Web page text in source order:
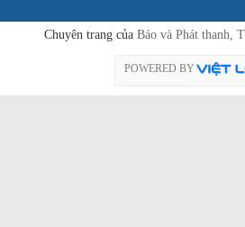
Chuyên trang của Báo và Phát thanh,
POWERED BY